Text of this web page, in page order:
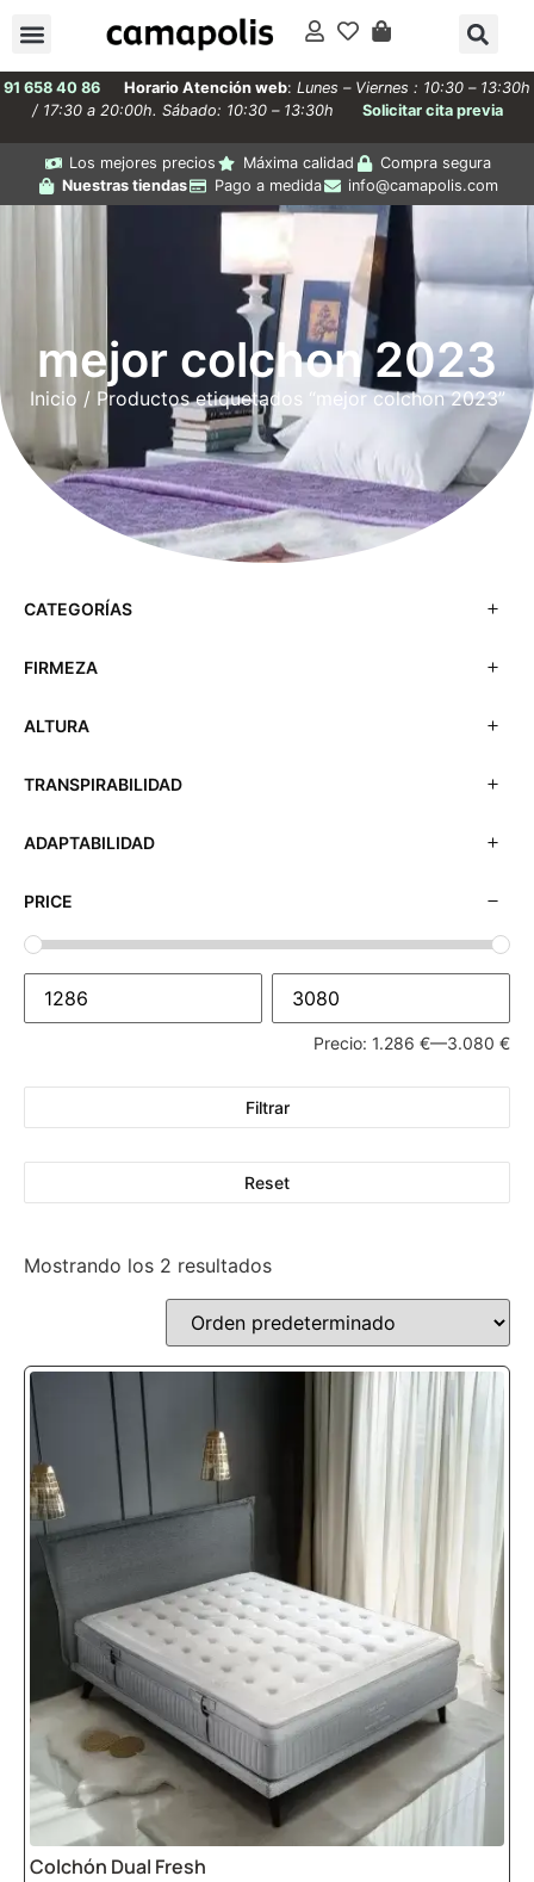
91 658 40 86 Horario Atención web: Lunes – Viernes : 10:30 – 13:30h
/ 17:30 a 20:00h. Sábado: 10:30 – 13:30h
Solicitar cita previa
Los mejores precios Máxima calidad
Compra segura
Nuestras tiendas
Pago a medida info@camapolis.com
mejor colchon 2023
Inicio / Productos etiquetados “mejor colchon 2023”
CATEGORÍAS
FIRMEZA
ALTURA
TRANSPIRABILIDAD
ADAPTABILIDAD
PRICE
Precio: 1.286 €—3.080 €
Filtrar
Reset
Mostrando los 2 resultados
Colchón Dual Fresh